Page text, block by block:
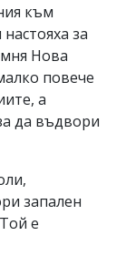
към
за
Нова
повече
а
да въдвори
запален
е